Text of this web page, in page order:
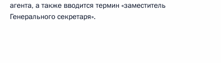
агента, а также вводится термин «заместитель
Генерального секретаря».